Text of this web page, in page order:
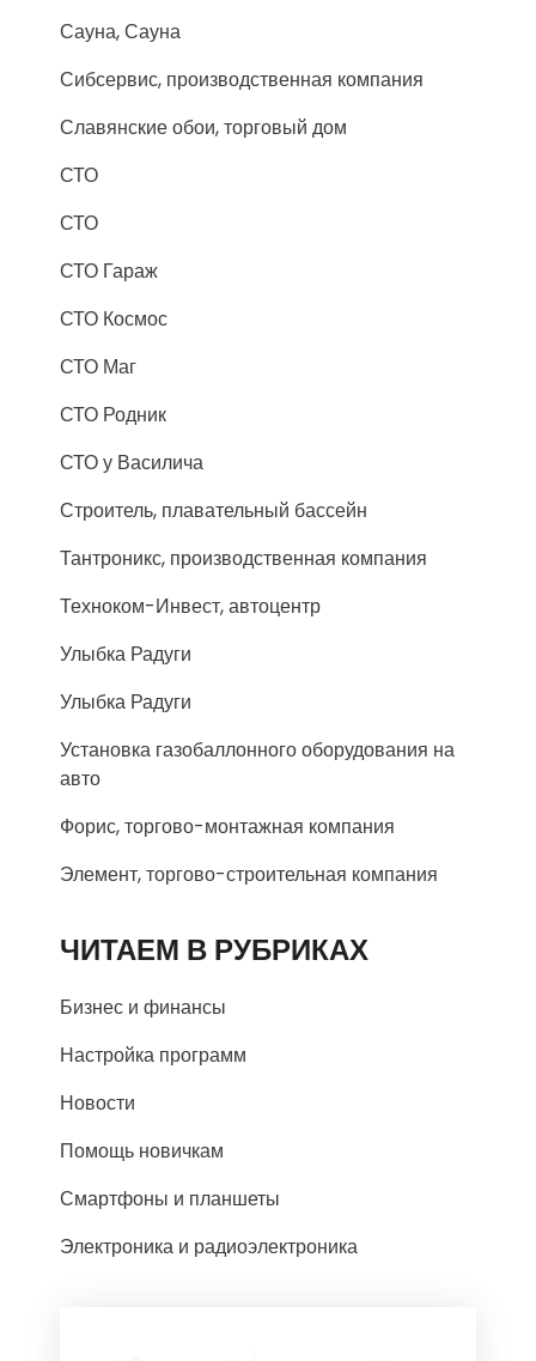
Сауна, Сауна
Сибсервис, производственная компания
Славянские обои, торговый дом
СТО
СТО
СТО Гараж
СТО Космос
СТО Маг
СТО Родник
СТО у Василича
Строитель, плавательный бассейн
Тантроникс, производственная компания
Техноком-Инвест, автоцентр
Улыбка Радуги
Улыбка Радуги
Установка газобаллонного оборудования на
авто
Форис, торгово-монтажная компания
Элемент, торгово-строительная компания
ЧИТАЕМ В РУБРИКАХ
Бизнес и финансы
Настройка программ
Новости
Помощь новичкам
Смартфоны и планшеты
Электроника и радиоэлектроника